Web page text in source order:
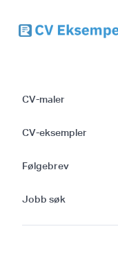
CV-maler
CV-eksempler
Følgebrev
Jobb søk
Tips